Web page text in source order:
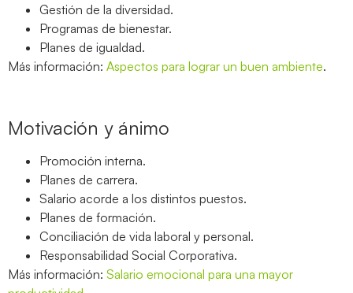
Gestión de la diversidad.
Programas de bienestar.
Planes de igualdad.
Más información: Aspectos para lograr un buen ambiente.
Motivación y ánimo
Promoción interna.
Planes de carrera.
Salario acorde a los distintos puestos.
Planes de formación.
Conciliación de vida laboral y personal.
Responsabilidad Social Corporativa.
Más información: Salario emocional para una mayor